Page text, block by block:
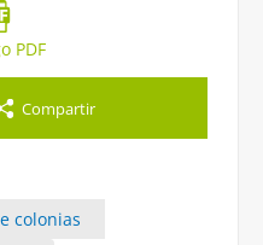
PDF
Compartir
colonias